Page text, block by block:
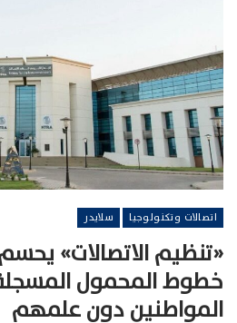
اتصالات وتكنولوجيا سلايدر
«تنظيم الاتصالات»
خطوط المحمول
المواطنين دون علمهم